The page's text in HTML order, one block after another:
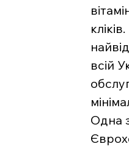
всій
Одна